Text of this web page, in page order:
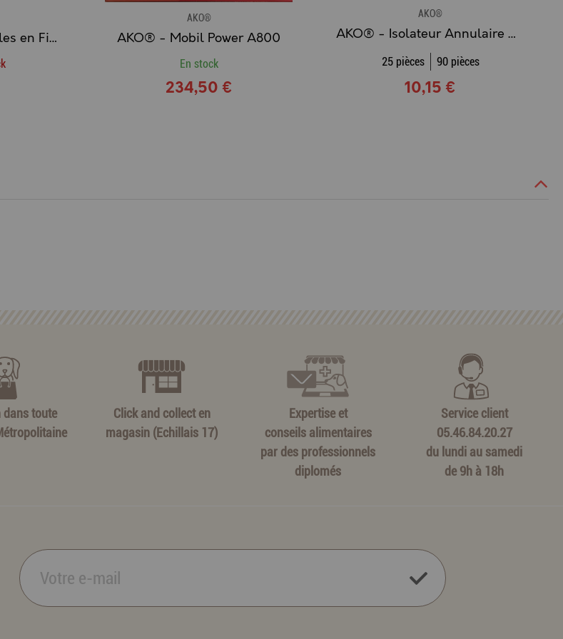
AKO® - Piquets Ovales en Fibre de Verre Jaune & Noir (Paquet de 10)
AKO®
AKO® - Mobil Power A800
En stock
234,50 €
AKO®
AKO® - Isolateur Annulaire Compact
25 pièces 90 pièces
10,15 €
dans toute
Click and collect en
magasin (Echillais 17)
Expertise et
conseils alimentaires
par des professionnels
diplomés
Service client
05.46.84.20.27
du lundi au samedi
de 9h à 18h